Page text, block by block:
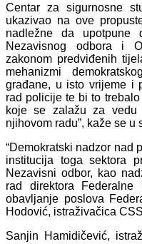
Centar za sigurnosne
ukazivao na ove
nadležne da upotpune
Nezavisnog odbora i
zakonom predviđenih
mehanizmi
građane, u isto vrijeme i
rad policije te bi to
koje se zalažu za vedu
njihovom radu”, kaže se u
“Demokratski nadzor nad
institucija toga sektora
Nezavisni odbor, kao
rad direktora
obavljanje poslova
Hodović, istraživačica
Sanjin Hamidičević,